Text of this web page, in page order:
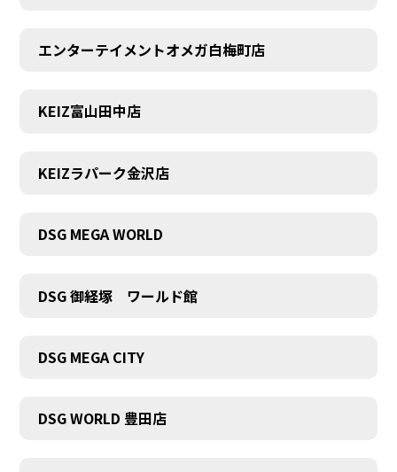
エンターテイメントオメガ白梅町店
KEIZ富山田中店
KEIZラパーク金沢店
DSG MEGA WORLD
DSG 御経塚 ワールド館
DSG MEGA CITY
DSG WORLD 豊田店